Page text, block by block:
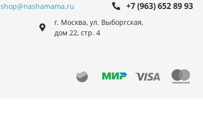
shop@nashamama.ru +7 (963) 652 89 93
г. Москва, ул. Выборгская,
дом 22, стр. 4